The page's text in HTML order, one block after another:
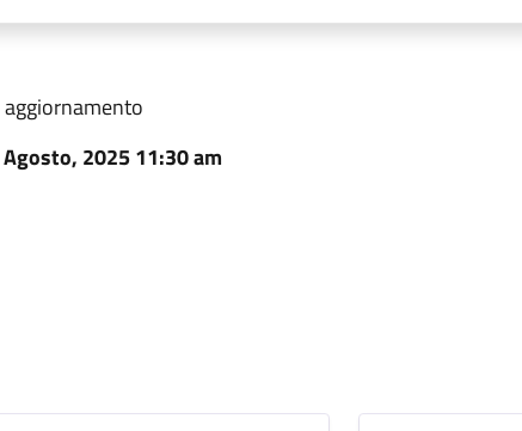
2025 11:30 am